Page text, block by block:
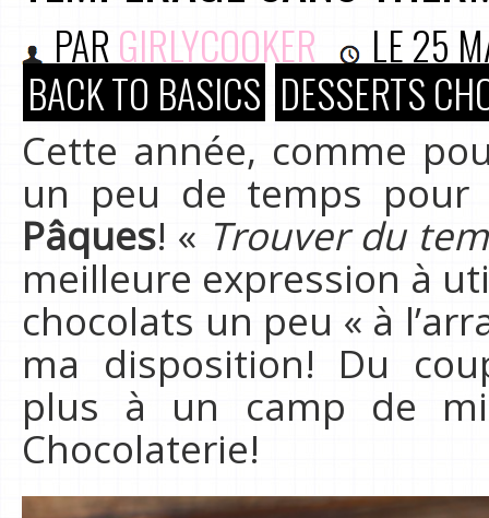
PAR GIRLYCOOKER LE25
BACK TO BASICS DESSERTS
Cette année, comme
un peu de temps
Pâques! « Trouver du
meilleure expression à
chocolats un peu « à
ma disposition! Du
plus à un camp de
Chocolaterie!